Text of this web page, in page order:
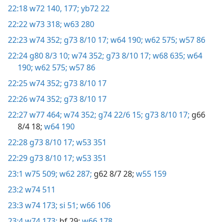
22:18w72 140, 177; yb72 22
22:22w73 318; w63 280
22:23w74 352; g73 8/10 17; w64 190; w62 575; w57 86
22:24 g80 8/3 10; w74 352; g73 8/10 17; w68 635; w64
190; w62 575; w57 86
22:25w74 352; g73 8/10 17
22:26w74 352; g73 8/10 17
22:27w77 464; w74 352; g74 22/6 15; g73 8/10 17; g66
8/4 18; w64 190
22:28 g73 8/10 17; w53 351
22:29 g73 8/10 17; w53 351
23:1 w75 509; w62 287; g62 8/7 28; w55 159
23:2w74 511
23:3w74 173; si 51; w66 106